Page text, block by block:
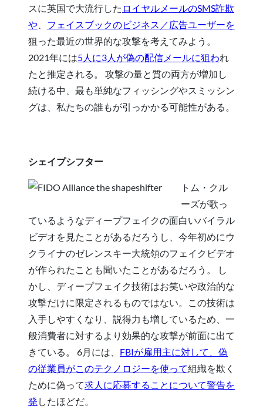
スに英国で大流行した ロイヤルメールのSMS詐欺
や
フェイスブックのビジネス／広告ユーザーを
狙った最近の世界的な攻撃を考えてみよう。
2021年には5人に3人が偽の配信メールに狙われ
たと推定される。 攻撃の量と質の両方が増加し
続ける中、最も単純なフィッシングやスミッシン
グは、私たちの誰もが引っかかる可能性がある。
シェイプシフター
トム・クル
ーズが歌っ
ているようなディープフェイクの面白いバイラル
ビデオを見たことがあるだろうし、今年初めにウ
クライナのゼレンスキー大統領のフェイクビデオ
が作られたことも聞いたことがあるだろう。 し
かし、ディープフェイク技術はお笑いや政治的な
攻撃だけに限定されるものではない。この技術は
入手しやすくなり、説得力も増しているため、一
般消費者に対するより効果的な攻撃が前面に出て
きている。 6月には、 FBIが雇用主に対して、偽
の従業員がこのテクノロジーを使って組織を欺く
ために偽って求人に応募することについて警告を
発 したほどだ。